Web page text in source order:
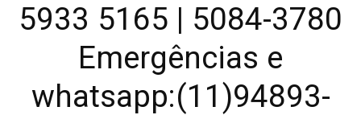
5933 5165 | 5084-3780
Emergências e
whatsapp:(11)94893-